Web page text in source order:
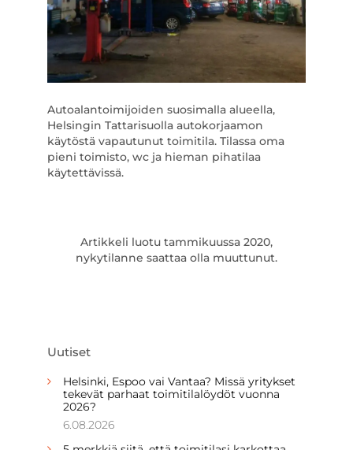
Autoalantoimijoiden suosimalla alueella,
Helsingin Tattarisuolla autokorjaamon
käytöstä vapautunut toimitila. Tilassa oma
pieni toimisto, wc ja hieman pihatilaa
käytettävissä.
Artikkeli luotu tammikuussa 2020,
nykytilanne saattaa olla muuttunut.
Uutiset
Helsinki, Espoo vai Vantaa? Missä yritykset
tekevät parhaat toimitilalöydöt vuonna
2026?
6.08.2026